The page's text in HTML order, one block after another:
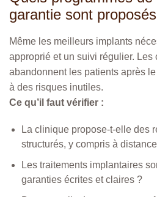
garantie sont
Même les meilleurs implants
approprié et un suivi régulier. Les
abandonnent les patients après
à des risques inutiles.
Ce qu’il faut vérifier :
La clinique propose-t-elle des
structurés, y compris à
Les traitements implantaires
garanties écrites et claires ?